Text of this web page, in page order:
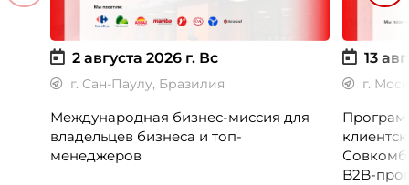
2 августа 2026 г. Вс
г. Сан-Паулу, Бразилия
Международная бизнес-миссия для
владельцев бизнеса и топ-
менеджеров
13
г.
B2B-